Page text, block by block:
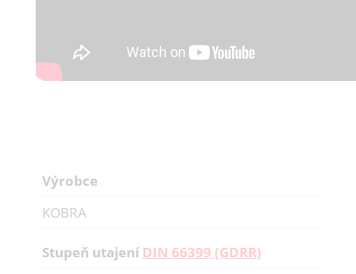
Výrobce
KOBRA
Stupeň utajeníDIN 66399 (GDRR)